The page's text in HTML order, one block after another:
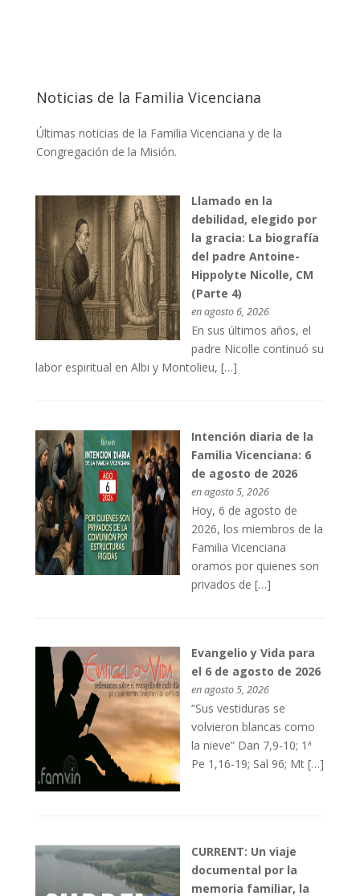
Noticias de la Familia Vicenciana
Últimas noticias de la Familia Vicenciana y de la
Congregación de la Misión.
Llamado en la
debilidad, elegido por
la gracia: La biografía
del padre Antoine-
Hippolyte Nicolle, CM
(Parte 4)
en agosto 6, 2026
En sus últimos años, el
padre Nicolle continuó su
labor espiritual en Albi y Montolieu, […]
Intención diaria de la
Familia Vicenciana: 6
de agosto de 2026
en agosto 5, 2026
Hoy, 6 de agosto de
2026, los miembros de la
Familia Vicenciana
oramos por quienes son
privados de […]
Evangelio y Vida para
el 6 de agosto de 2026
en agosto 5, 2026
“Sus vestiduras se
volvieron blancas como
la nieve” Dan 7,9-10; 1ª
Pe 1,16-19; Sal 96; Mt […]
CURRENT: Un viaje
documental por la
memoria familiar, la